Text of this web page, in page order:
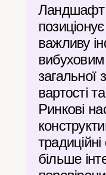
Ландшафт
важливу
загальної
вартості
Ринкові
більше